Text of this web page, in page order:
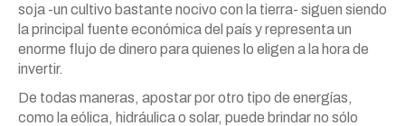
soja -un cultivo bastante nocivo con la tierra- siguen siendo
la principal fuente económica del país y representa un
enorme flujo de dinero para quienes lo eligen a la hora de
invertir.
De todas maneras, apostar por otro tipo de energías,
como la eólica, hidráulica o solar, puede brindar no sólo